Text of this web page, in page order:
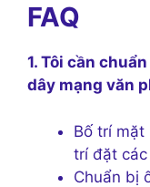
FAQ
1. Tôi cần
dây mạng văn
Bố trí mặt
trí đặt
Chuẩn bị